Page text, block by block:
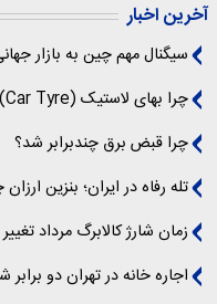
آخرین اخبار
سیگنال‌ مهم چین به بازار
چرا بهای لاستیک (Car Tyre) در جهان بالا می‌برد؟
چرا قبض برق چندبرابر شد؟
تله رفاه در ایران؛ بنزین
زمان شارژ کالابرگ مرداد
اجاره خانه در تهران دو